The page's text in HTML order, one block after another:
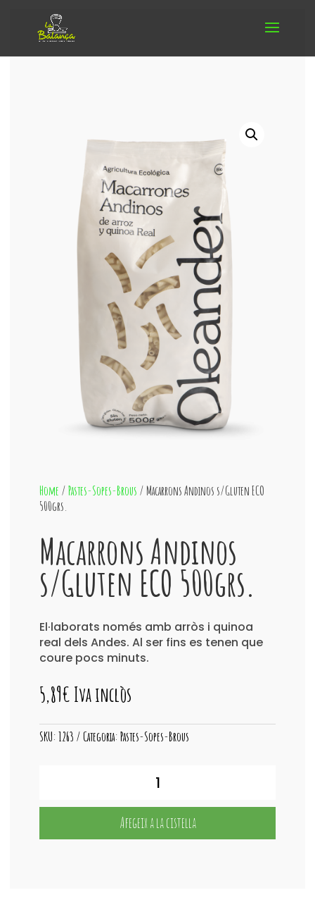
Home /Pastes-Sopes-Brous / Macarrons Andinos s/Gluten ECO
500grs.
Macarrons Andinos
s/Gluten ECO 500grs.
El·laborats només amb arròs i quinoa
real dels Andes. Al ser fins es tenen que
coure pocs minuts.
5,89€ Iva inclòs
SKU:1263 Categoria:Pastes-Sopes-Brous
Macarrons
Afegeix a la cistella